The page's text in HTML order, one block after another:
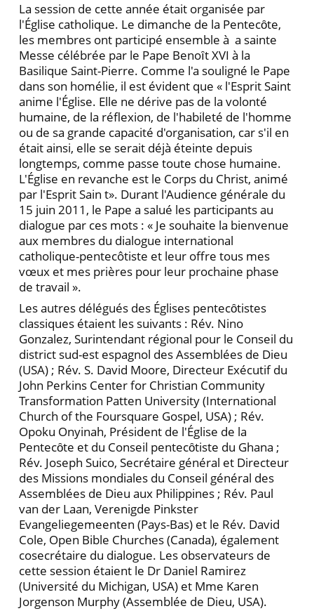
La session de cette année était organisée par
l'Église catholique. Le dimanche de la Pentecȏte,
les membres ont participé ensemble à a sainte
Messe célébrée par le Pape Benoȋt XVI à la
Basilique Saint-Pierre. Comme l'a souligné le Pape
dans son homélie, il est évident que « l'Esprit Saint
anime l'Église. Elle ne dérive pas de la volonté
humaine, de la réflexion, de l'habileté de l'homme
ou de sa grande capacité d'organisation, car s'il en
était ainsi, elle se serait déjà éteinte depuis
longtemps, comme passe toute chose humaine.
L'Église en revanche est le Corps du Christ, animé
par l'Esprit Sain t». Durant l'Audience générale du
15 juin 2011, le Pape a salué les participants au
dialogue par ces mots : « Je souhaite la bienvenue
aux membres du dialogue international
catholique-pentecôtiste et leur offre tous mes
vœux et mes prières pour leur prochaine phase
de travail ».
Les autres délégués des Églises pentecȏtistes
classiques étaient les suivants : Rév. Nino
Gonzalez, Surintendant régional pour le Conseil du
district sud-est espagnol des Assemblées de Dieu
(USA) ; Rév. S. David Moore, Directeur Exécutif du
John Perkins Center for Christian Community
Transformation Patten University (International
Church of the Foursquare Gospel, USA) ; Rév.
Opoku Onyinah, Président de l'Église de la
Pentecȏte et du Conseil pentecȏtiste du Ghana ;
Rév. Joseph Suico, Secrétaire général et Directeur
des Missions mondiales du Conseil général des
Assemblées de Dieu aux Philippines ; Rév. Paul
van der Laan, Verenigde Pinkster
Evangeliegemeenten (Pays-Bas) et le Rév. David
Cole, Open Bible Churches (Canada), également
cosecrétaire du dialogue. Les observateurs de
cette session étaient le Dr Daniel Ramirez
(Université du Michigan, USA) et Mme Karen
Jorgenson Murphy (Assemblée de Dieu, USA).